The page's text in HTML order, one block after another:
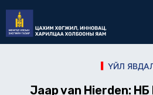
content
ҮЙЛ
Jaap van Hierden: